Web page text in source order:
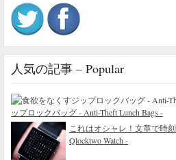
人気の記事 – Popular
ップロックバッグ - Anti-Theft Lunch Bags -
これはオシャレ！文章で時
Qlocktwo Watch -